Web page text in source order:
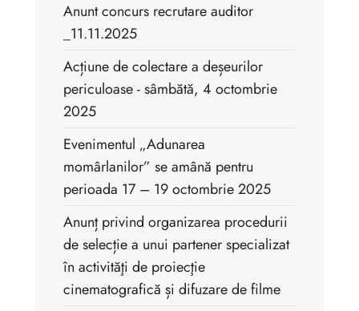
Anunt concurs recrutare auditor
_11.11.2025
Acțiune de colectare a deșeurilor
periculoase - sâmbătă, 4 octombrie
2025
Evenimentul „Adunarea
momârlanilor” se amână pentru
perioada 17 – 19 octombrie 2025
Anunț privind organizarea procedurii
de selecție a unui partener specializat
în activităţi de proiecţie
cinematografică și difuzare de filme